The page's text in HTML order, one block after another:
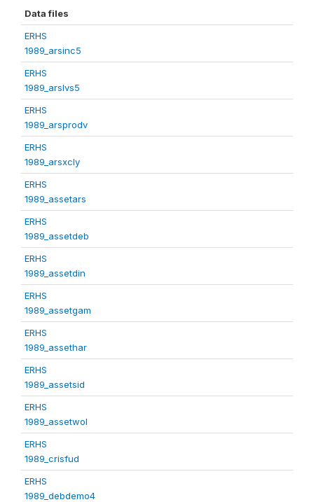
Data files
ERHS
1989_arsinc5
ERHS
1989_arslvs5
ERHS
1989_arsprodv
ERHS
1989_arsxcly
ERHS
1989_assetars
ERHS
1989_assetdeb
ERHS
1989_assetdin
ERHS
1989_assetgam
ERHS
1989_assethar
ERHS
1989_assetsid
ERHS
1989_assetwol
ERHS
1989_crisfud
ERHS
1989_debdemo4